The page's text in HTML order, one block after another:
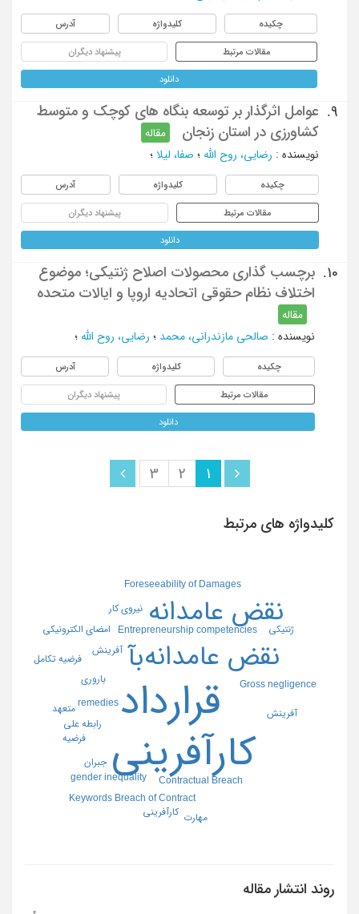
چکیده کلیدواژه آدرس
مقالات مرتبط پیشنهاد دیگران
دانلود
9.
عوامل اثرگذار بر توسعه بنگاه های کوچک و متوسط
کشاورزی در استان زنجان
مقاله
نویسنده : رضایی، روح الله ؛ صفا، لیلا ؛
چکیده کلیدواژه آدرس
مقالات مرتبط پیشنهاد دیگران
دانلود
10.
برچسب گذاری محصولات اصلاح ژنتیکی؛ موضوع
اختلاف نظام حقوقی اتحادیه اروپا و ایالات متحده
مقاله
نویسنده : صالحی مازندرانی، محمد ؛ رضایی، روح الله ؛
چکیده کلیدواژه آدرس
مقالات مرتبط پیشنهاد دیگران
دانلود
1
2
3
کلیدواژه های مرتبط
قرارداد
کارآفرینی
نقض عامدانهبآ
نقض عامدانه
Contractual Breach
Entrepreneurship competencies
Foreseeability of Damages
gender inequality
Gross negligence
Keywords Breach of Contract
remedies
آفرینش
باروری
رابطه علی
نیروی کار
کارآفرینی
آفرینش
امضای الکترونیکی
جبران
ژنتیکی
فرضیه
فرضیه تکامل
متعهد
مهارت
روند انتشار مقاله